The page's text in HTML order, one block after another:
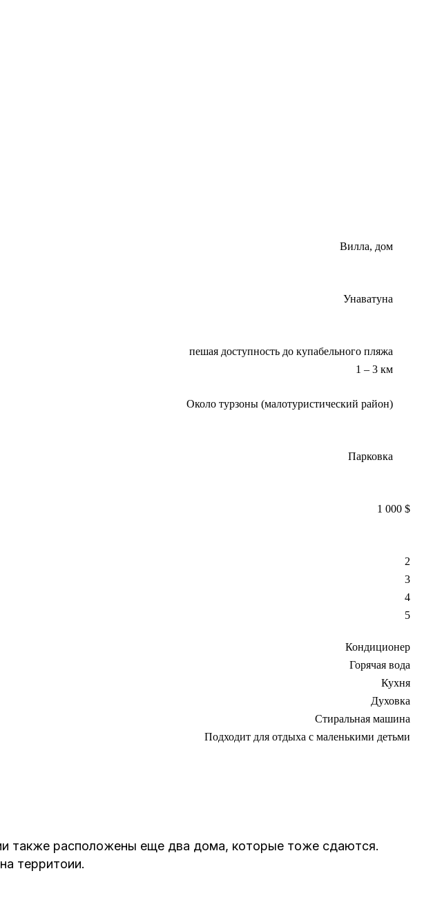
Вилла, дом
Унаватуна
пешая доступность до купабельного пляжа
1 – 3 км
Около турзоны (малотуристический район)
Парковка
$
1 000
2
3
4
5
Кондиционер
Горячая вода
Кухня
Духовка
Стиральная машина
Подходит для отдыха с маленькими детьми
также расположены еще два дома, которые тоже сдаются.
территоии.